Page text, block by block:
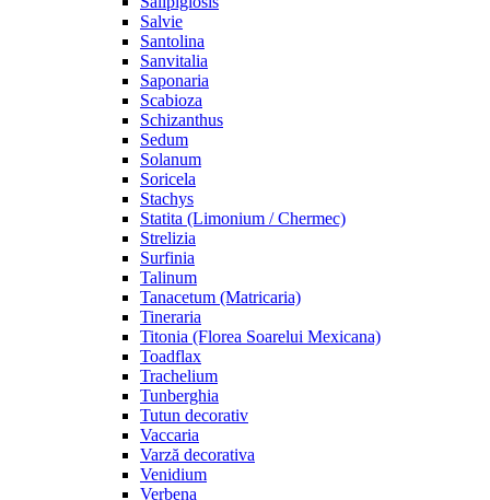
Salvie
Santolina
Sanvitalia
Saponaria
Scabioza
Schizanthus
Sedum
Solanum
Soricela
Stachys
Statita (Limonium / Chermec)
Strelizia
Surfinia
Talinum
Tanacetum (Matricaria)
Tineraria
Titonia (Florea Soarelui Mexicana)
Toadflax
Trachelium
Tunberghia
Tutun decorativ
Vaccaria
Varză decorativa
Venidium
Verbena